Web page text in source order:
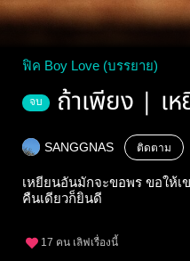
ฟิค Boy Love (บรรยาย)
จบ ถ้าเพียง | เ
SANGGNAS ติดตาม
เหยียนอันมักจะขอพร ขอให้เ
คืนเดียวก็ยินดี
17 คน เลิฟเรื่องนี้